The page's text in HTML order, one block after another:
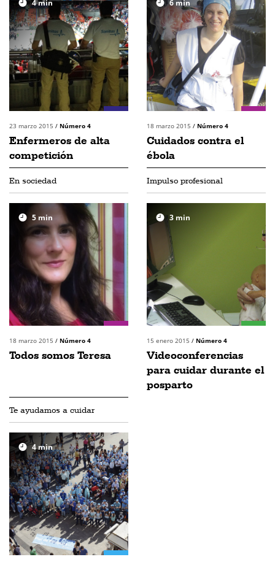
4min
23 marzo 2015 / Número 4
Enfermeros de alta
competición
6 min
18 marzo 2015 / Número 4
Cuidados contra el
ébola
En sociedad
5 min
18 marzo 2015 / Número 4
Todos somos Teresa
Impulso profesional
3 min
15 enero 2015 / Número 4
Videoconferencias
para cuidar durante el
posparto
Te ayudamos a cuidar
4min